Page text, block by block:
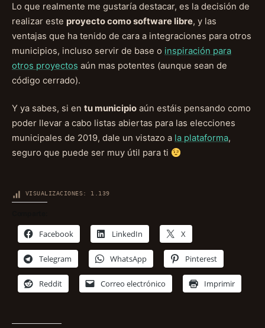
Lo que realmente me gustaría destacar, es la decisión de
realizar este proyecto como software libre, y las
ventajas que ha tenido de cara a integraciones para otros
municipios, incluso servir de base o inspiración para
otros proyectos aún mas potentes (aunque sean de
código cerrado).
Y ya sabes, si en tu municipio aún estáis pensando como
poder llevar a cabo listas abiertas para las elecciones
municipales de 2019, dale un vistazo a la plataforma,
seguro que puede ser muy útil para ti
VISUALIZACIONES: 1.139
Facebook LinkedIn X
Telegram WhatsApp Pinterest
Reddit Correo electrónico Imprimir